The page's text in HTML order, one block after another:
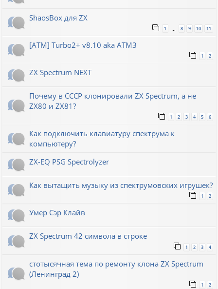
ShaosBox для ZX
1 … 8 9 10 11
[ATM] Turbo2+ v8.10 aka ATM3
1 2
ZX Spectrum NEXT
Почему в СССР клонировали ZX Spectrum, а не
ZX80 и ZX81?
1 2 3 4 5 6
Как подключить клавиатуру спектрума к
компьютеру?
ZX-EQ PSG Spectrolyzer
Как вытащить музыку из спектрумовских игрушек?
1 2
Умер Сэр Клайв
ZX Spectrum 42 символа в строке
1 2 3 4
стотысячная тема по ремонту клона ZX Spectrum
(Ленинград 2)
1 2